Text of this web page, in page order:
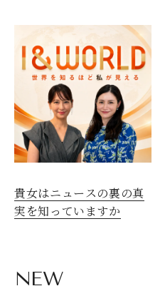
貴女はニュースの裏の真
実を知っていますか
NEW